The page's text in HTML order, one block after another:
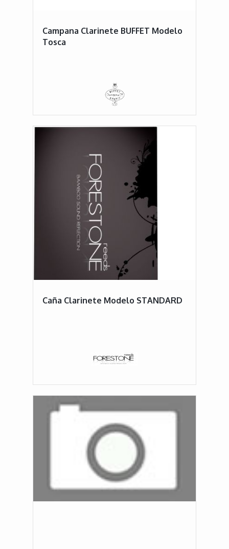
Campana Clarinete BUFFET Modelo
Tosca
Caña Clarinete Modelo STANDARD